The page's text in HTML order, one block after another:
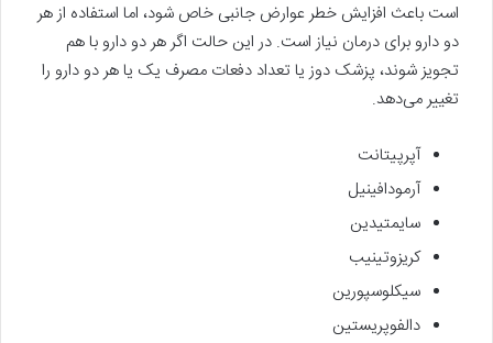
است باعث افزایش خطر عوارض جانبی خاص شود، اما استفاده از هر
دو دارو برای درمان نیاز است. در این حالت اگر هر دو دارو با هم
تجویز شوند، پزشک دوز یا تعداد دفعات مصرف یک یا هر دو دارو را
تغییر می‌دهد.
آپرپیتانت
آرمودافینیل
سایمتیدین
کریزوتینیب
سیکلوسپورین
دالفوپریستین